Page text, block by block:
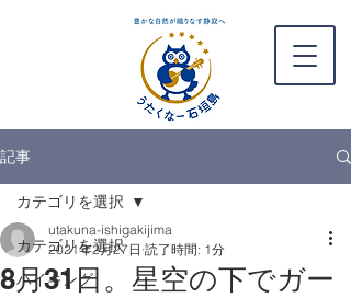
記事
カテゴリを選択
ハイキング
カテゴリを選択
8月31日。星空の下でガー
utakuna-ishigakijima
2021年2月27日 読了時間: 1分